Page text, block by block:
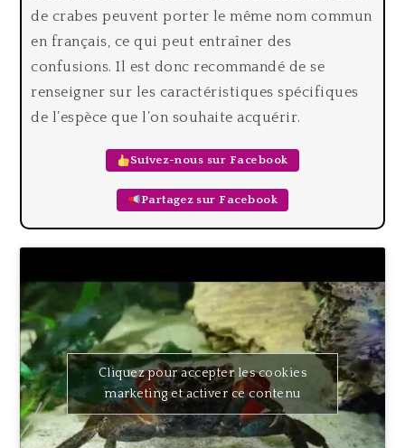
de crabes peuvent porter le même nom commun
en français, ce qui peut entraîner des
confusions. Il est donc recommandé de se
renseigner sur les caractéristiques spécifiques
de l’espèce que l’on souhaite acquérir.
Suivez-nous sur Facebook
Partagez sur Facebook
Cliquez pour accepter les cookies
marketing et activer ce contenu